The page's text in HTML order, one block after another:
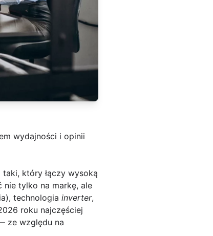
wydajności i opinii
który łączy wysoką
tylko na markę, ale
technologia inverter,
roku najczęściej
ze względu na